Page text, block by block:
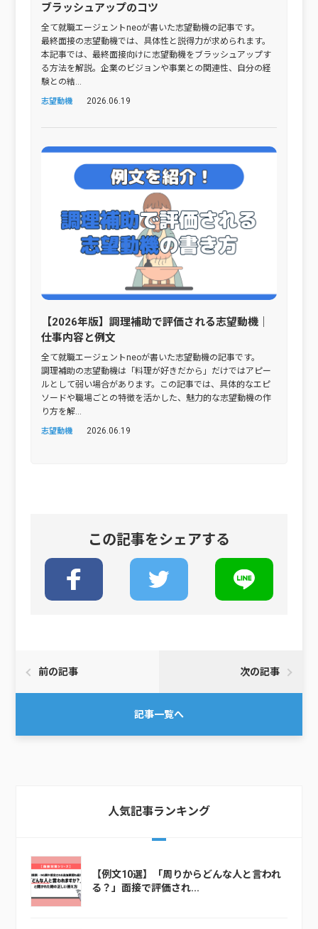
ブラッシュアップのコツ
全て就職エージェントneoが書いた志望動機の記事です。
最終面接の志望動機では、具体性と説得力が求められます。
本記事では、最終面接向けに志望動機をブラッシュアップす
る方法を解説。企業のビジョンや事業との関連性、自分の経
験との結...
志望動機 2026.06.19
【2026年版】調理補助で評価される志望動機｜
仕事内容と例文
全て就職エージェントneoが書いた志望動機の記事です。
調理補助の志望動機は「料理が好きだから」だけではアピー
ルとして弱い場合があります。この記事では、具体的なエピ
ソードや職場ごとの特徴を活かした、魅力的な志望動機の作
り方を解...
志望動機 2026.06.19
この記事をシェアする
前の記事
記事一覧へ
次の記事
人気記事ランキング
【例文10選】「周りからどんな人と言われ
る？」面接で評価され...